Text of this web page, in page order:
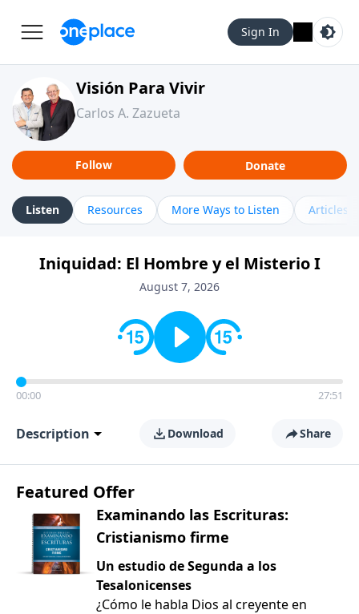
Sign In
Visión Para Vivir
Carlos A. Zazueta
Follow Donate
Listen Resources More Ways to Listen Articles
Iniquidad: El Hombre y el Misterio I
August 7, 2026
00:00 27:51
Description Download Share
Featured Offer
Examinando las Escrituras:
Cristianismo firme
Un estudio de Segunda a los
Tesalonicenses
¿Cómo le habla Dios al creyente en